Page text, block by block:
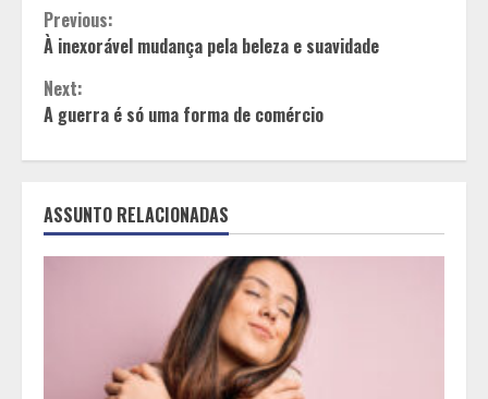
Continue
Reading
Previous:
À inexorável mudança pela beleza e suavidade
Next:
A guerra é só uma forma de comércio
ASSUNTO RELACIONADAS